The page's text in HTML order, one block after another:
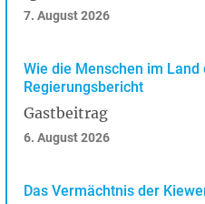
7. August 2026
Wie die Menschen im
Regierungsbericht
Gastbeitrag
6. August 2026
Das Vermächtnis der